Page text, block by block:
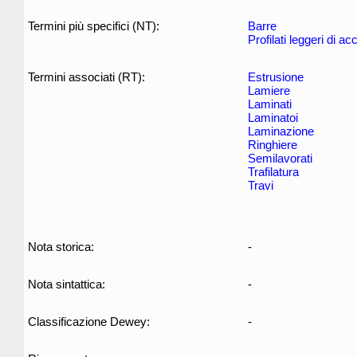
Termini più specifici (NT):
Barre
Profilati leggeri di
Termini associati (RT):
Estrusione
Lamiere
Laminati
Laminatoi
Laminazione
Ringhiere
Semilavorati
Trafilatura
Travi
Nota storica: -
Nota sintattica: -
Classificazione Dewey: -